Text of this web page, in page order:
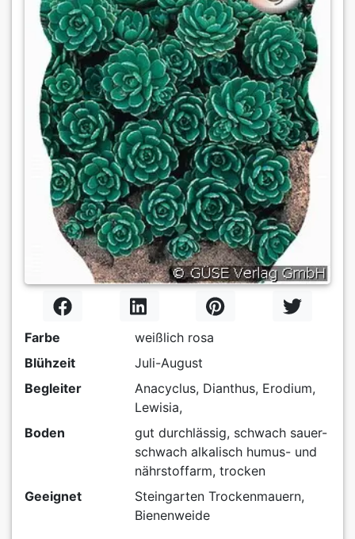
Farbe
weißlich rosa
Blühzeit
Juli-August
Begleiter
Anacyclus, Dianthus, Erodium,
Lewisia,
Boden
gut durchlässig, schwach sauer-
schwach alkalisch humus- und
nährstoffarm, trocken
Geeignet
Steingarten Trockenmauern,
Bienenweide